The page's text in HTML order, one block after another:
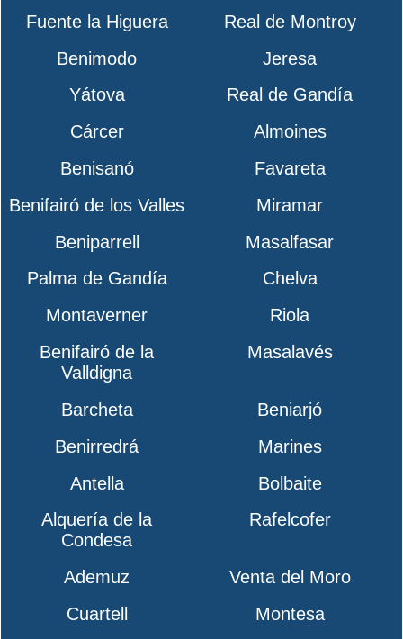
Fuente la Higuera
Real de Montroy
Benimodo
Jeresa
Yátova
Real de Gandía
Cárcer
Almoines
Benisanó
Favareta
Benifairó de los Valles
Miramar
Beniparrell
Masalfasar
Palma de Gandía
Chelva
Montaverner
Riola
Benifairó de la
Valldigna
Masalavés
Barcheta
Beniarjó
Benirredrá
Marines
Antella
Bolbaite
Alquería de la
Condesa
Rafelcofer
Ademuz
Venta del Moro
Cuartell
Montesa